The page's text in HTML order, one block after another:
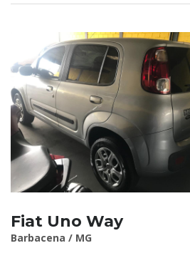
Fiat Uno Way
Barbacena / MG